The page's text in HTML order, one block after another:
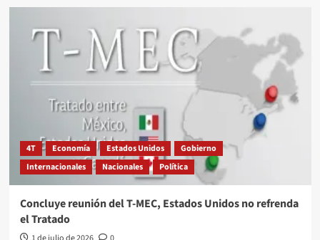
La
no
decreta
4T Economía Estados Unidos
Gobierno
Internacionales
Nacionales Política
Concluye reunión del T-MEC, Estados Unidos no refrenda
el Tratado